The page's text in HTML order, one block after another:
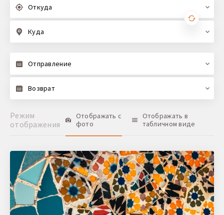
Откуда
Куда
Отправление
Возврат
Режим
отображения
Отображать с
фото
Отображать в
табличном виде